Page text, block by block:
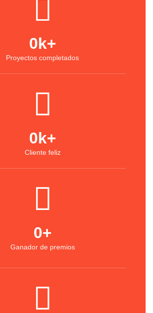
Proyectos completados
0k+
Cliente feliz
0k+
Ganador de premios
0+